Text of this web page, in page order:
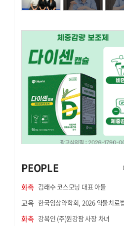
PEOPLE
화촉 김래수 코스모닝 대표 아들
교육
화촉 강복인 (주)원강팜 사장 차녀